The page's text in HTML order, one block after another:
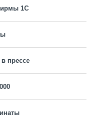
1C
прессе